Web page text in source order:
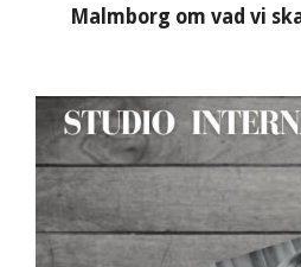
Malmborg om vad vi